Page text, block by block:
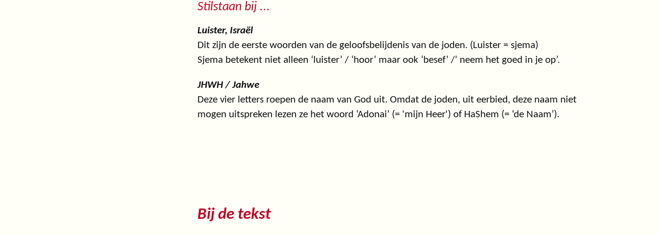
Stilstaan bij ...
Luister, Israël
Dit zijn de eerste woorden van de geloofsbelijdenis van de joden. (Luister = sjema)
Sjema betekent niet alleen ‘luister’ / ‘hoor’ maar ook ‘besef’ /’ neem het goed in je op’.
JHWH / Jahwe
Deze vier letters roepen de naam van God uit. Omdat de joden, uit eerbied, deze naam niet
mogen uitspreken lezen ze het woord ‘Adonai’ (= 'mijn Heer') of HaShem (= ‘de Naam’).
Bij de tekst